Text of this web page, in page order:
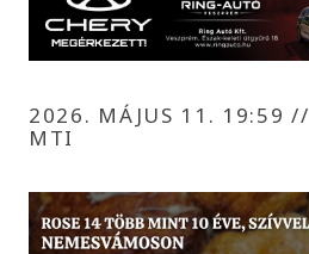
2026. MÁJUS 11. 19:59//
MTI